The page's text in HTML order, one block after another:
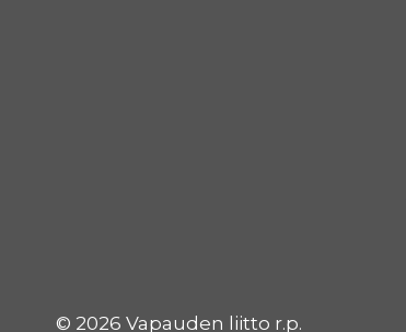
© 2026 Vapauden liitto r.p.